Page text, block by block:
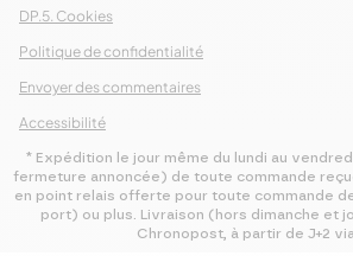
DP.5. Cookies
Politique de confidentialité
Envoyer des commentaires
Accessibilité
* Expédition le jour même du lundi au
fermeture annoncée) de toute commande
en point relais offerte pour toute commande
port) ou plus. Livraison (hors dimanche et
Chronopost, à partir de J+2 via